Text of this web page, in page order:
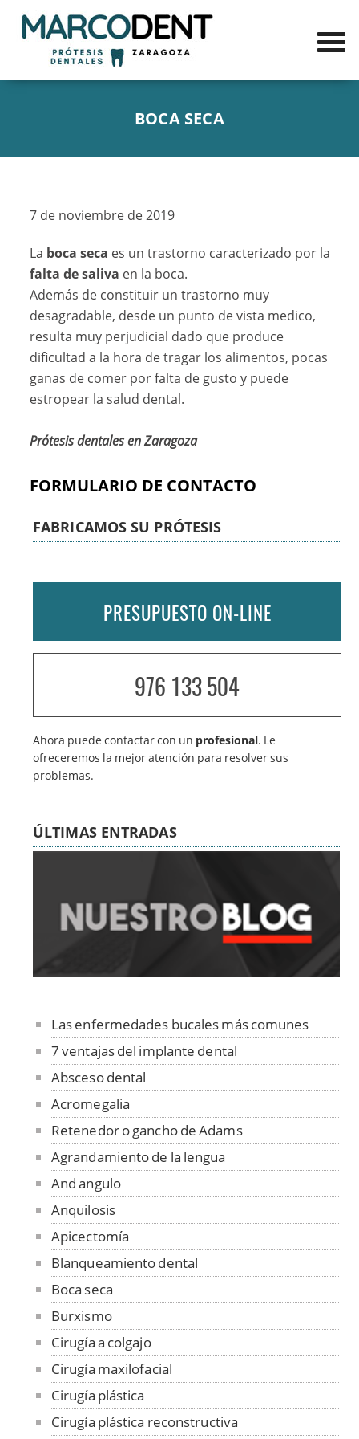
BOCA SECA
7 de noviembre de 2019
La boca seca es un trastorno caracterizado por la
falta de saliva en la boca.
Además de constituir un trastorno muy
desagradable, desde un punto de vista medico,
resulta muy perjudicial dado que produce
dificultad a la hora de tragar los alimentos, pocas
ganas de comer por falta de gusto y puede
estropear la salud dental.
Prótesis dentales en Zaragoza
FORMULARIO DE CONTACTO
FABRICAMOS SU PRÓTESIS
PRESUPUESTO ON-LINE
976 133 504
Ahora puede contactar con un profesional. Le
ofreceremos la mejor atención para resolver sus
problemas.
ÚLTIMAS ENTRADAS
Las enfermedades bucales más comunes
7 ventajas del implante dental
Absceso dental
Acromegalia
Retenedor o gancho de Adams
Agrandamiento de la lengua
And angulo
Anquilosis
Apicectomía
Blanqueamiento dental
Boca seca
Burxismo
Cirugía a colgajo
Cirugía maxilofacial
Cirugía plástica
Cirugía plástica reconstructiva